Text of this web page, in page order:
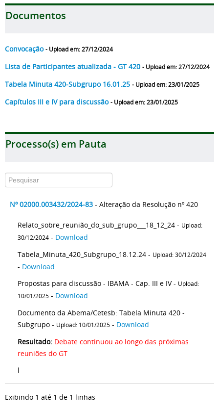
Documentos
Convocação - Upload em: 27/12/2024
Lista de Participantes atualizada - GT 420 - Upload em: 27/12/2024
Tabela Minuta 420-Subgrupo 16.01.25 - Upload em: 23/01/2025
Capítulos III e IV para discussão - Upload em: 23/01/2025
Processo(s) em Pauta
Nº 02000.003432/2024-83 - Alteração da Resolução nº 420
Relato_sobre_reunião_do_sub_grupo___18_12_24 - Upload:
30/12/2024 - Download
Tabela_Minuta_420_Subgrupo_18.12.24 - Upload: 30/12/2024
- Download
Propostas para discussão - IBAMA - Cap. III e IV - Upload:
10/01/2025 - Download
Documento da Abema/Cetesb: Tabela Minuta 420 -
Subgrupo - Upload: 10/01/2025 - Download
Resultado: Debate continuou ao longo das próximas
reuniões do GT
l
Exibindo 1 até 1 de 1 linhas